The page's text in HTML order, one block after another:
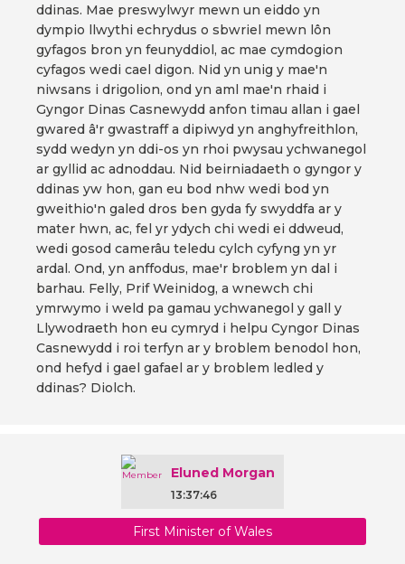
ddinas. Mae preswylwyr mewn un eiddo yn
dympio llwythi echrydus o sbwriel mewn lôn
gyfagos bron yn feunyddiol, ac mae cymdogion
cyfagos wedi cael digon. Nid yn unig y mae'n
niwsans i drigolion, ond yn aml mae'n rhaid i
Gyngor Dinas Casnewydd anfon timau allan i gael
gwared â'r gwastraff a dipiwyd yn anghyfreithlon,
sydd wedyn yn ddi-os yn rhoi pwysau ychwanegol
ar gyllid ac adnoddau. Nid beirniadaeth o gyngor y
ddinas yw hon, gan eu bod nhw wedi bod yn
gweithio'n galed dros ben gyda fy swyddfa ar y
mater hwn, ac, fel yr ydych chi wedi ei ddweud,
wedi gosod camerâu teledu cylch cyfyng yn yr
ardal. Ond, yn anffodus, mae'r broblem yn dal i
barhau. Felly, Prif Weinidog, a wnewch chi
ymrwymo i weld pa gamau ychwanegol y gall y
Llywodraeth hon eu cymryd i helpu Cyngor Dinas
Casnewydd i roi terfyn ar y broblem benodol hon,
ond hefyd i gael gafael ar y broblem ledled y
ddinas? Diolch.
Eluned Morgan
13:37:46
First Minister of Wales